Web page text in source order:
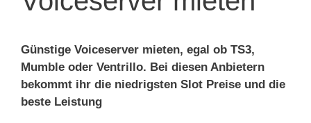
Günstige Voiceserver mieten, egal ob TS3,
Mumble oder Ventrillo. Bei diesen Anbietern
bekommt ihr die niedrigsten Slot Preise und die
beste Leistung